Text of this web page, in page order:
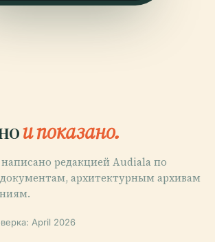
и показано.
редакцией Audiala по
архитектурным архивам
April 2026